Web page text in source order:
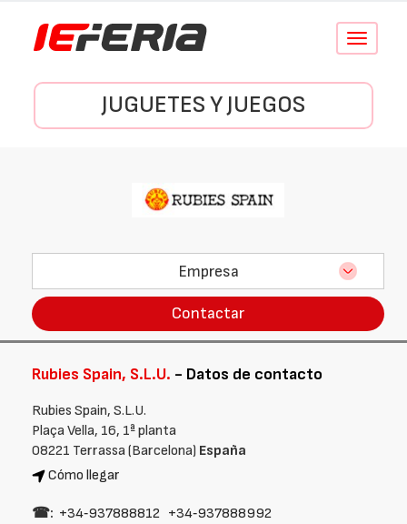
Conmutar
JUGUETES Y JUEGOS
Empresa
Contactar
Rubies Spain, S.L.U. - Datos de contacto
Rubies Spain, S.L.U.
Plaça Vella, 16, 1ª planta
08221 Terrassa (Barcelona) España
Cómo llegar
☎: +34‑937888812 +34‑937888992